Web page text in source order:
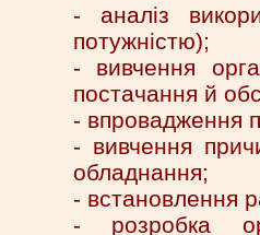
- аналіз
потужністю);
- вивчення
постачання й
- впровадження
- вивчення
обладнання;
- встановлення
- розробка